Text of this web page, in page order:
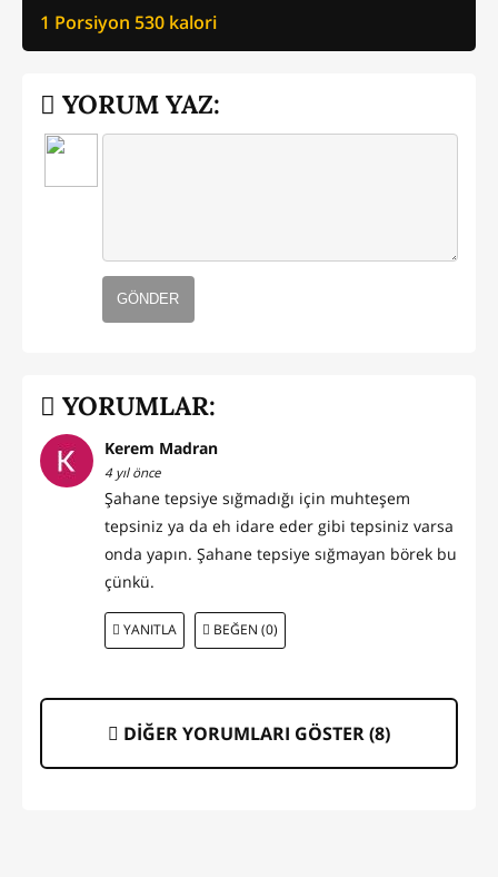
1 Porsiyon 530 kalori
YORUM YAZ:
GÖNDER
YORUMLAR:
Kerem Madran
4 yıl önce
Şahane tepsiye sığmadığı için muhteşem
tepsiniz ya da eh idare eder gibi tepsiniz varsa
onda yapın. Şahane tepsiye sığmayan börek bu
çünkü.
YANITLA BEĞEN (0)
DİĞER YORUMLARI GÖSTER (8)